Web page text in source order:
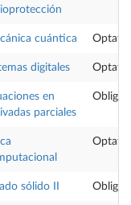
cuántica
digitales
en
parciales
sólido II